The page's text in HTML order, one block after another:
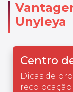
Unyleya
Centro
Dicas de
recolocação